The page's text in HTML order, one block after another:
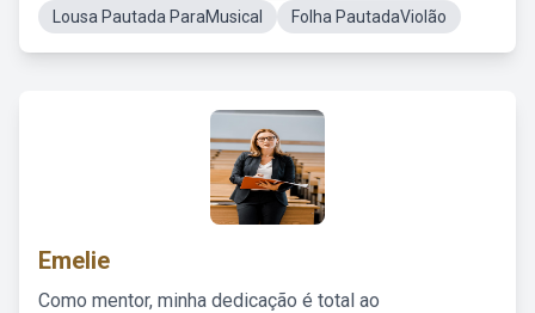
Lousa Pautada ParaMusical
Folha PautadaViolão
Emelie
Como mentor, minha dedicação é total ao